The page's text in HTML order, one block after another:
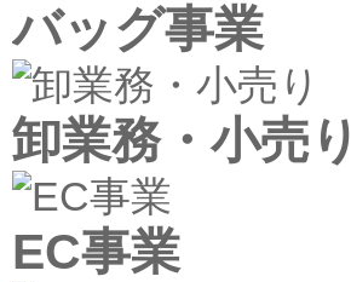
バッグ事業
卸業務・小売り
EC事業